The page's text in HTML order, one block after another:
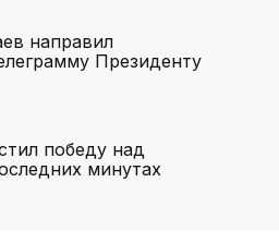
направил
Президенту
победу над
минутах